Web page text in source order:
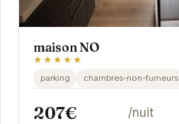
maison NO
★★★★★
parking chambres-non-fumeurs
207€ /nuit